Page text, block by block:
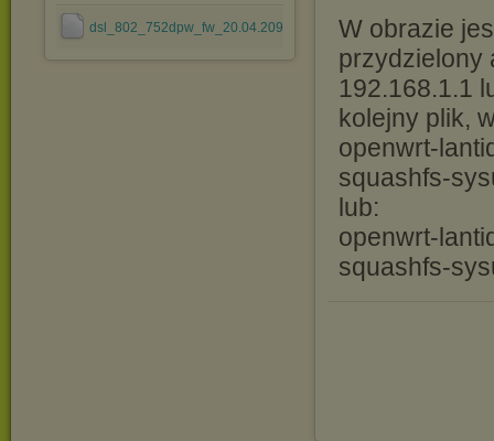
dsl_802_752dpw_fw_20.04.209(20120113).binW obrazie
przydzielony
192.168.1.1
kolejny plik,
openwrt-
squashfs-
lub:
openwrt-
squashfs-